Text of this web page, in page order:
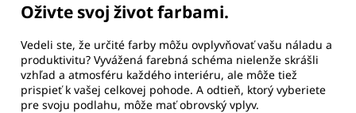
Oživte svoj život farbami.
Vedeli ste, že určité farby môžu ovplyvňovať vašu náladu a
produktivitu? Vyvážená farebná schéma nielenže skrášli
vzhľad a atmosféru každého interiéru, ale môže tiež
prispieť k vašej celkovej pohode. A odtieň, ktorý vyberiete
pre svoju podlahu, môže mať obrovský vplyv.